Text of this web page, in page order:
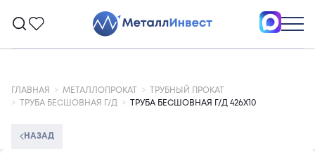
ГЛАВНАЯ МЕТАЛЛОПРОКАТ
ТРУБНЫЙ ПРОКАТ
ТРУБА БЕСШОВНАЯ Г/Д
ТРУБА БЕСШОВНАЯ Г/Д 426Х10
НАЗАД